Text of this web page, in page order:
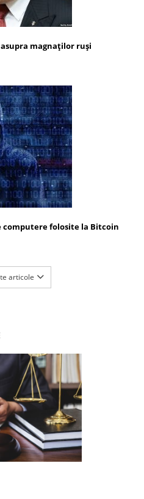
magnaților ruși
computere folosite la Bitcoin
articole